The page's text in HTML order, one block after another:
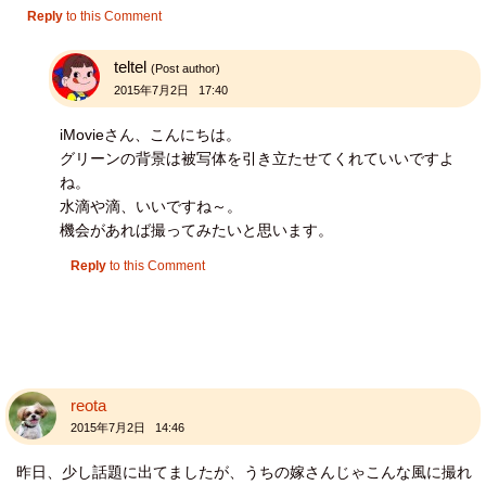
Reply to this Comment
teltel (Post author)
2015年7月2日 17:40
iMovieさん、こんにちは。
グリーンの背景は被写体を引き立たせてくれていいですよ
ね。
水滴や滴、いいですね～。
機会があれば撮ってみたいと思います。
Reply to this Comment
reota
2015年7月2日 14:46
昨日、少し話題に出てましたが、うちの嫁さんじゃこんな風に撮れ